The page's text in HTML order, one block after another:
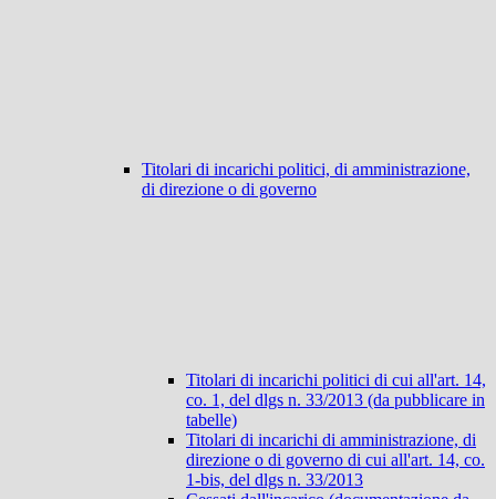
Titolari di incarichi politici, di amministrazione,
di direzione o di governo
Titolari di incarichi politici di cui all'art. 14,
co. 1, del dlgs n. 33/2013 (da pubblicare in
tabelle)
Titolari di incarichi di amministrazione, di
direzione o di governo di cui all'art. 14, co.
1-bis, del dlgs n. 33/2013